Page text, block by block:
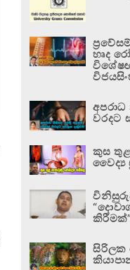
හෘද
වරදට
කුස
වෛද්‍ය
සිරිලක